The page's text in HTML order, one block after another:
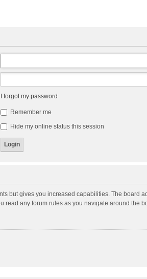
I forgot my password
Remember me
Hide my online status this session
but gives you increased capabilities. The
read any forum rules as you navigate around the